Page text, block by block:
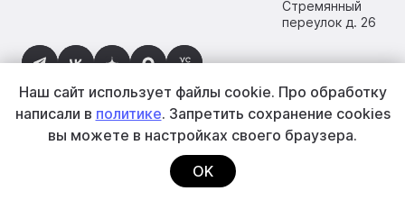
Стремянный
переулок д. 26
2002–2026 ООО «РОБОКАССА»
Наш сайт использует файлы cookie. Про обработку
написали в политике. Запретить сохранение cookies
вы можете в настройках своего браузера.
OK